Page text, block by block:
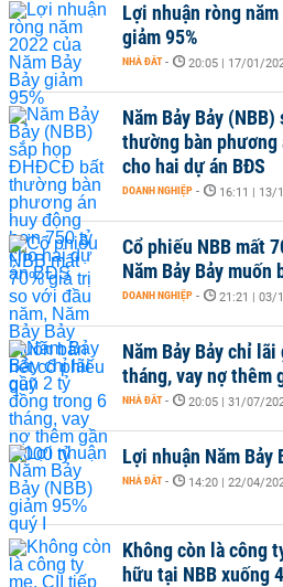
Lợi nhuận ròng năm
giảm 95%
NHÀ ĐẤT - 20:05 | 17/01/
Năm Bảy Bảy
thường bàn
cho hai dự án BĐS
DOANH NGHIỆP - 16:11 | 13/
Cổ phiếu NBB mất
Năm Bảy Bảy
DOANH NGHIỆP - 21:21 | 03/
Năm Bảy Bảy chỉ
tháng, vay nợ thêm
NHÀ ĐẤT - 20:05 | 31/07/
Lợi nhuận Năm Bảy
NHÀ ĐẤT - 14:20 | 22/04/
Không còn là công
hữu tại NBB xuống